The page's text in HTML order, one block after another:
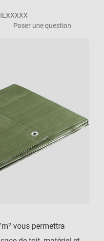
Poser une question
vous permettra